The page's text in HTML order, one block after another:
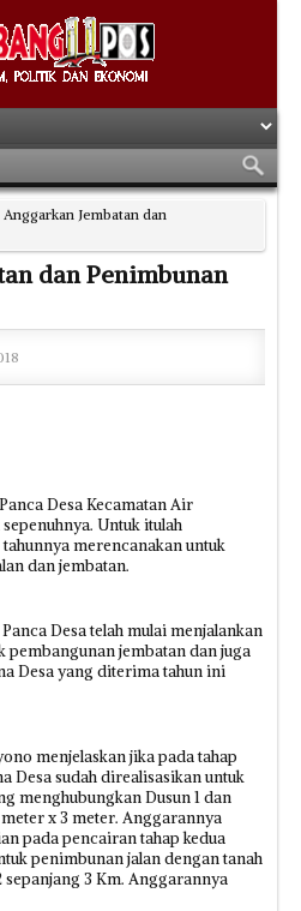
Anggarkan Jembatan dan
dan Penimbunan
Desa Kecamatan Air
Untuk itulah
merencanakan untuk
dan jembatan.
Desa telah mulai menjalankan
pembangunan jembatan dan juga
Desa yang diterima tahun ini
menjelaskan jika pada tahap
Desa sudah direalisasikan untuk
menghubungkan Dusun 1 dan
x 3 meter. Anggarannya
pada pencairan tahap kedua
penimbunan jalan dengan tanah
sepanjang 3 Km. Anggarannya